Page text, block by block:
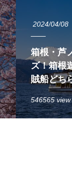
2024/04/08
箱根・芦
ズ！箱根
賊船どち
546565 view